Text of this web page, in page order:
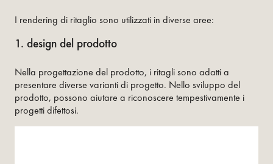
I rendering di ritaglio sono utilizzati in diverse aree:
1. design del prodotto
Nella progettazione del prodotto, i ritagli sono adatti a
presentare diverse varianti di progetto. Nello sviluppo del
prodotto, possono aiutare a riconoscere tempestivamente i
progetti difettosi.